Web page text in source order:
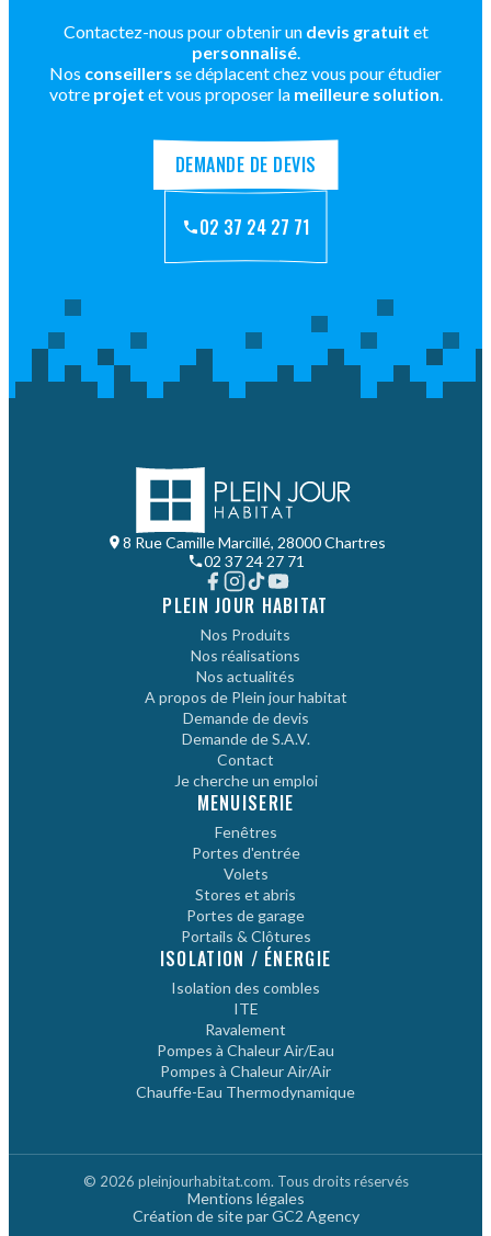
Contactez-nous pour obtenir un devis gratuit et
personnalisé.
Nos conseillers se déplacent chez vous pour étudier
votre projet et vous proposer la meilleure solution.
DEMANDE DE DEVIS
02 37 24 27 71
8 Rue Camille Marcillé, 28000 Chartres
02 37 24 27 71
PLEIN JOUR HABITAT
Nos Produits
Nos réalisations
Nos actualités
A propos de Plein jour habitat
Demande de devis
Demande de S.A.V.
Contact
Je cherche un emploi
MENUISERIE
Fenêtres
Portes d'entrée
Volets
Stores et abris
Portes de garage
Portails & Clôtures
ISOLATION / ÉNERGIE
Isolation des combles
ITE
Ravalement
Pompes à Chaleur Air/Eau
Pompes à Chaleur Air/Air
Chauffe-Eau Thermodynamique
© 2026 pleinjourhabitat.com. Tous droits réservés
Mentions légales
Création de site par GC2 Agency